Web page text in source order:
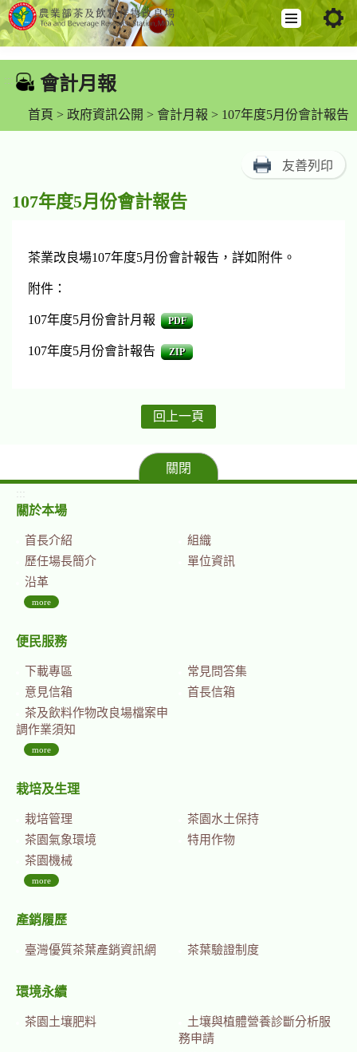
內
::: 會計月報
首頁 > 政府資訊公開 > 會計月報 > 107年度5月份會計報告
友善列印
107年度5月份會計報告
茶業改良場107年度5月份會計報告，詳如附件。
附件：
107年度5月份會計月報 PDF
107年度5月份會計報告 ZIP
回上一頁
關閉
:::
關於本場
首長介紹
組織
歷任場長簡介
單位資訊
沿革
more
便民服務
下載專區
常見問答集
意見信箱
首長信箱
茶及飲料作物改良場檔案申
調作業須知
more
栽培及生理
栽培管理
茶園水土保持
茶園氣象環境
特用作物
茶園機械
more
產銷履歷
臺灣優質茶葉產銷資訊網 茶葉驗證制度
環境永續
茶園土壤肥料
土壤與植體營養診斷分析服
務申請